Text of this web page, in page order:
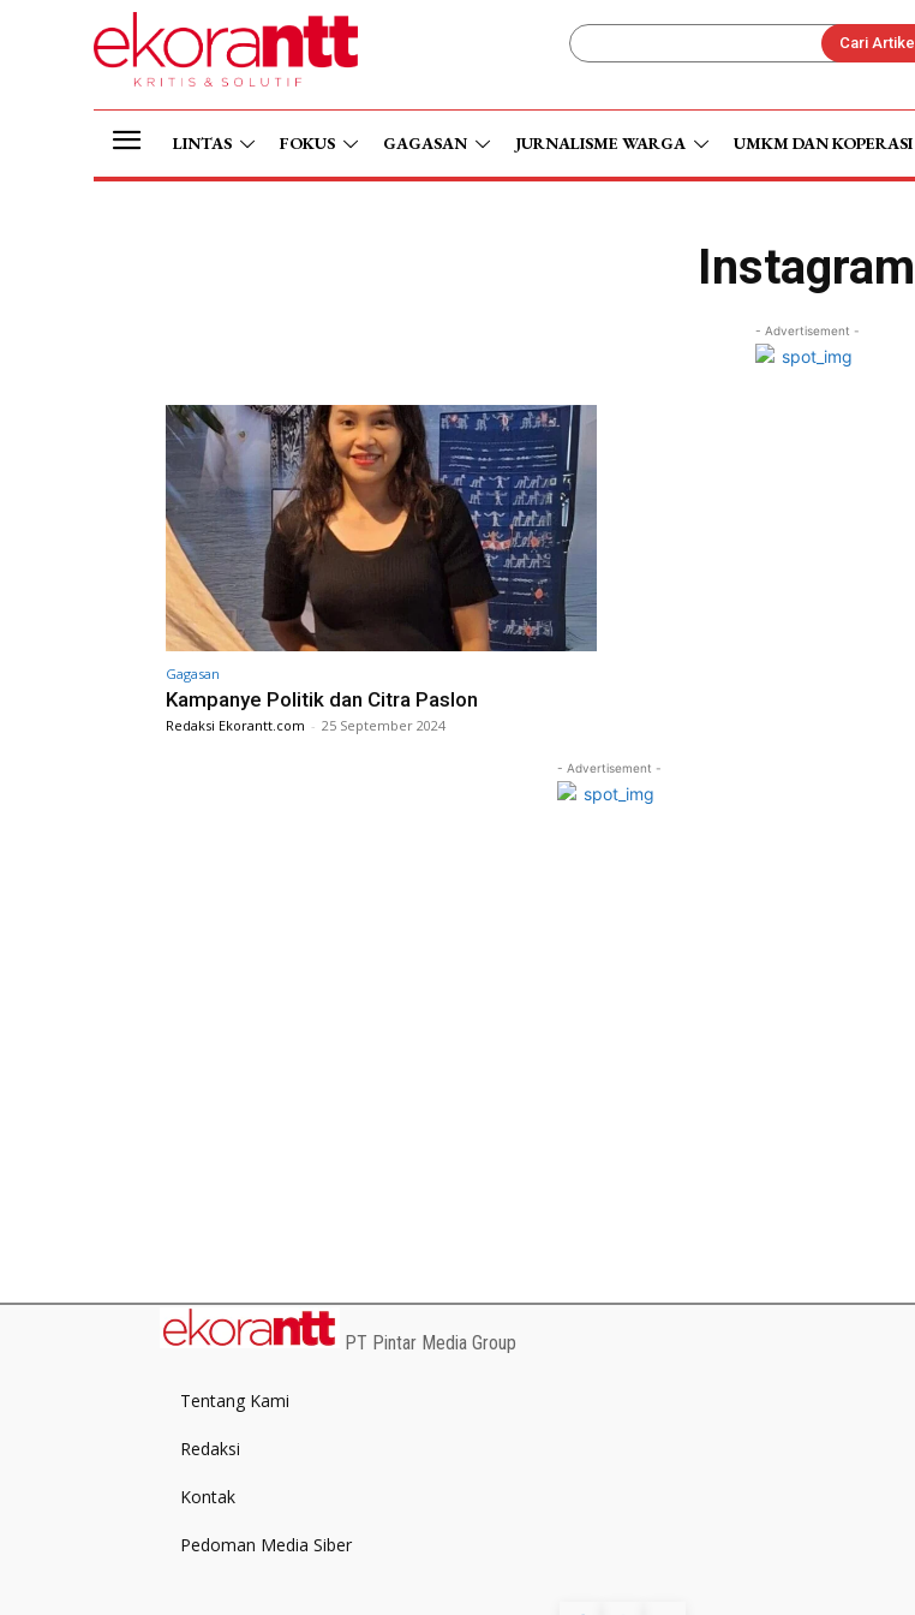
Cari Artikel
LINTAS FOKUS GAGASAN JURNALISME WARGA UMKM DAN KOPERASI
Instagram
- Advertisement -
Gagasan
Kampanye Politik dan Citra Paslon
Redaksi Ekorantt.com - 25 September 2024
- Advertisement -
PT Pintar Media Group
Tentang Kami
Redaksi
Kontak
Pedoman Media Siber